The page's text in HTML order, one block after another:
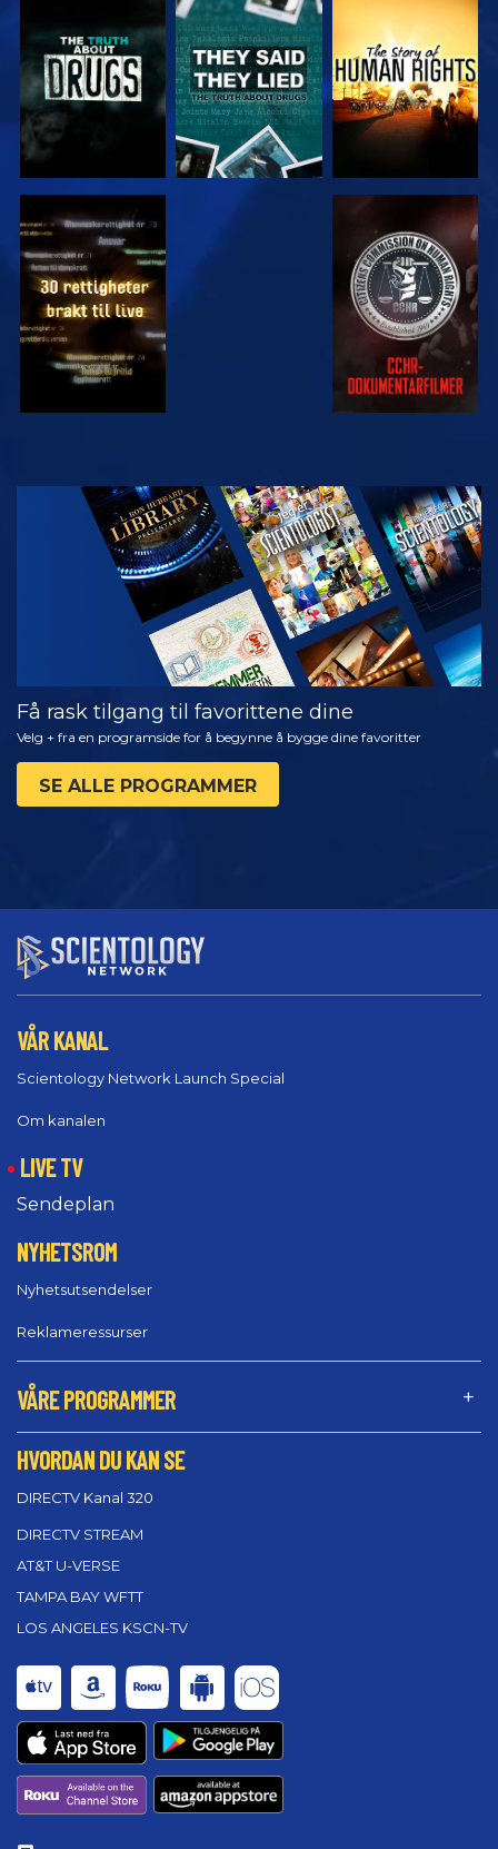
SE SE
SE SE
SE
UTFORSK
SERIEN
Få rask tilgang til favorittene dine
Velg + fra en programside for å begynne å bygge dine favoritter
SE ALLE PROGRAMMER
VÅR KANAL
Scientology Network Launch Special
Om kanalen
LIVE TV
Sendeplan
NYHETSROM
Nyhetsutsendelser
Reklameressurser
VÅRE PROGRAMMER
HVORDAN DU KAN SE
DIRECTV Kanal 320
DIRECTV STREAM
AT&T U-VERSE
TAMPA BAY WFTT
LOS ANGELES KSCN-TV